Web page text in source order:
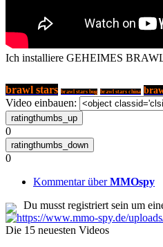
Ich installiere GEHEIMES
brawl stars brawl stars bug brawl stars china
Video einbauen:
0
0
Kommentar überMMOspy
Du musst registriert sein um
Die 15 neuesten Videos